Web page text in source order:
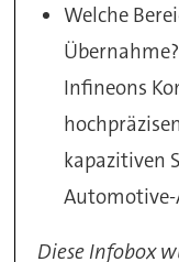
Welche
Infineons
kapazitiven
Diese Infobox